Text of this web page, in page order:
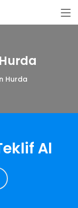
Hurda
Al